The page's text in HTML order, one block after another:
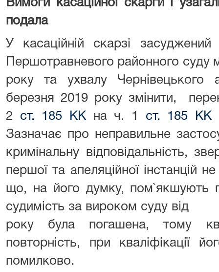
Вимоги касаційної скарги і
подала
У касаційній скарзі
Першотравневого районного суду
року та ухвалу Чернівецького
березня 2019 року змінити,
2 ст. 185 ККна ч. 1 ст. 185 КК
Зазначає про неправильне
кримінальну відповідальність,
першої та апеляційної інстанцій
що, на його думку, пом`якшують
судимість за вироком
року була погашена, тому
повторність, при кваліфікації
помилково.